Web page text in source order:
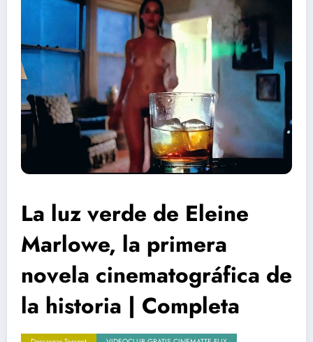
La luz verde de Eleine
Marlowe, la primera
novela cinematográfica de
la historia | Completa